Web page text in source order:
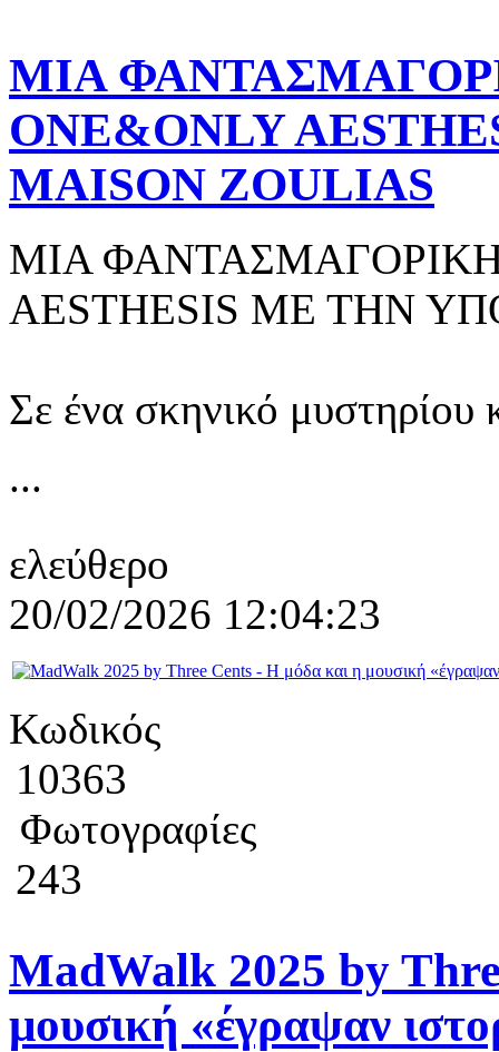
ΜΙΑ
ONE&ONLY
MAISON ZOULIAS
ΜΙΑ ΦΑΝΤΑΣΜΑΓΟΡΙΚΗ
AESTHESIS ΜΕ ΤΗΝ
Σε ένα σκηνικό
...
ελεύθερο
20/02/2026 12:04:23
Κωδικός
10363
Φωτογραφίες
243
MadWalk 2025 by
μουσική «έγραψαν